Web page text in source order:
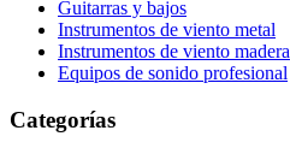
Guitarras y bajos
Instrumentos de viento metal
Instrumentos de viento madera
Equipos de sonido profesional
Categorías